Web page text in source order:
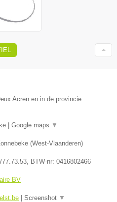
Acren en in de provincie
Google maps ▼
(West-Vlaanderen)
77.73.53 , BTW-nr: 0416802466
BV
Screenshot ▼